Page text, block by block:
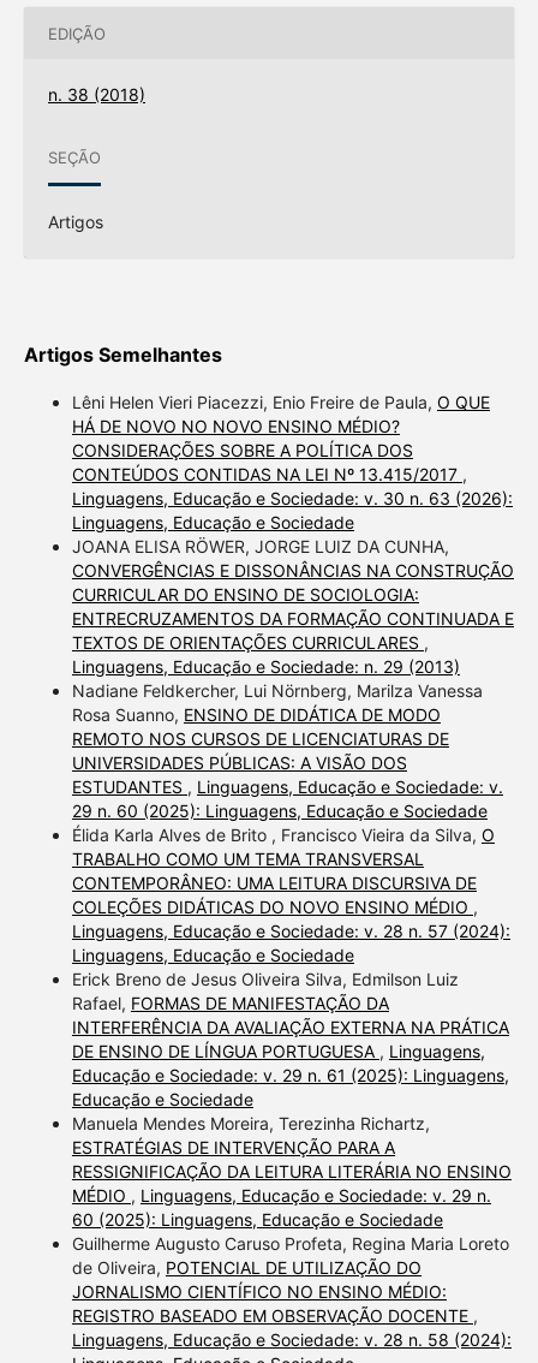
EDIÇÃO
n. 38 (2018)
SEÇÃO
Artigos
Artigos Semelhantes
Lêni Helen Vieri Piacezzi, Enio Freire de Paula, O QUE
HÁ DE NOVO NO NOVO ENSINO MÉDIO?
CONSIDERAÇÕES SOBRE A POLÍTICA DOS
CONTEÚDOS CONTIDAS NA LEI Nº 13.415/2017 ,
Linguagens, Educação e Sociedade: v. 30 n. 63 (2026):
Linguagens, Educação e Sociedade
JOANA ELISA RÖWER, JORGE LUIZ DA CUNHA,
CONVERGÊNCIAS E DISSONÂNCIAS NA CONSTRUÇÃO
CURRICULAR DO ENSINO DE SOCIOLOGIA:
ENTRECRUZAMENTOS DA FORMAÇÃO CONTINUADA E
TEXTOS DE ORIENTAÇÕES CURRICULARES ,
Linguagens, Educação e Sociedade: n. 29 (2013)
Nadiane Feldkercher, Lui Nörnberg, Marilza Vanessa
Rosa Suanno, ENSINO DE DIDÁTICA DE MODO
REMOTO NOS CURSOS DE LICENCIATURAS DE
UNIVERSIDADES PÚBLICAS: A VISÃO DOS
ESTUDANTES , Linguagens, Educação e Sociedade: v.
29 n. 60 (2025): Linguagens, Educação e Sociedade
Élida Karla Alves de Brito , Francisco Vieira da Silva, O
TRABALHO COMO UM TEMA TRANSVERSAL
CONTEMPORÂNEO: UMA LEITURA DISCURSIVA DE
COLEÇÕES DIDÁTICAS DO NOVO ENSINO MÉDIO ,
Linguagens, Educação e Sociedade: v. 28 n. 57 (2024):
Linguagens, Educação e Sociedade
Erick Breno de Jesus Oliveira Silva, Edmilson Luiz
Rafael, FORMAS DE MANIFESTAÇÃO DA
INTERFERÊNCIA DA AVALIAÇÃO EXTERNA NA PRÁTICA
DE ENSINO DE LÍNGUA PORTUGUESA , Linguagens,
Educação e Sociedade: v. 29 n. 61 (2025): Linguagens,
Educação e Sociedade
Manuela Mendes Moreira, Terezinha Richartz,
ESTRATÉGIAS DE INTERVENÇÃO PARA A
RESSIGNIFICAÇÃO DA LEITURA LITERÁRIA NO ENSINO
MÉDIO , Linguagens, Educação e Sociedade: v. 29 n.
60 (2025): Linguagens, Educação e Sociedade
Guilherme Augusto Caruso Profeta, Regina Maria Loreto
de Oliveira, POTENCIAL DE UTILIZAÇÃO DO
JORNALISMO CIENTÍFICO NO ENSINO MÉDIO:
REGISTRO BASEADO EM OBSERVAÇÃO DOCENTE ,
Linguagens, Educação e Sociedade: v. 28 n. 58 (2024):